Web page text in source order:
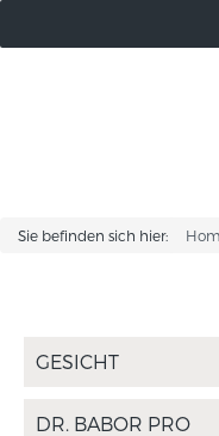
Sie befinden sich hier:
GESICHT
DR. BABOR PRO